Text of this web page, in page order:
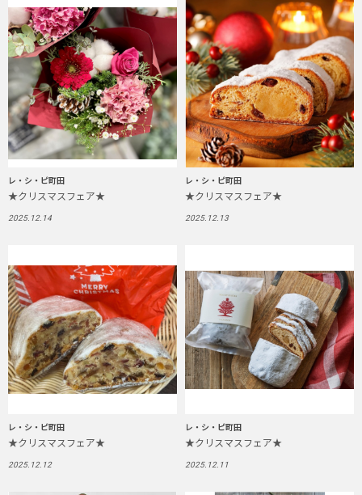
レ・シ・ピ町田
★クリスマスフェア★
2025.12.14
レ・シ・ピ町田
★クリスマスフェア★
2025.12.13
レ・シ・ピ町田
★クリスマスフェア★
2025.12.12
レ・シ・ピ町田
★クリスマスフェア★
2025.12.11